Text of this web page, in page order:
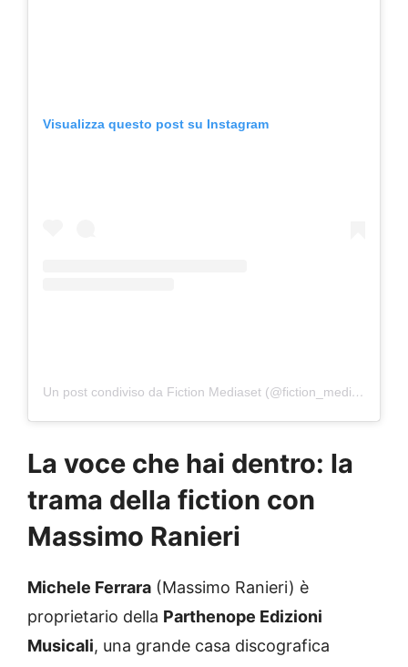
Visualizza questo post su Instagram
Un post condiviso da Fiction Mediaset (@fiction_mediaset)
La voce che hai dentro: la
trama della fiction con
Massimo Ranieri
Michele Ferrara (Massimo Ranieri) è
proprietario della Parthenope Edizioni
Musicali, una grande casa discografica